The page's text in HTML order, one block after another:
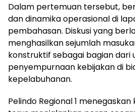
Dalam pertemuan tersebut,
dan dinamika operasional di
pembahasan. Diskusi yang
menghasilkan sejumlah
konstruktif sebagai bagian dari
penyempurnaan kebijakan di
kepelabuhanan.
Pelindo Regional 1